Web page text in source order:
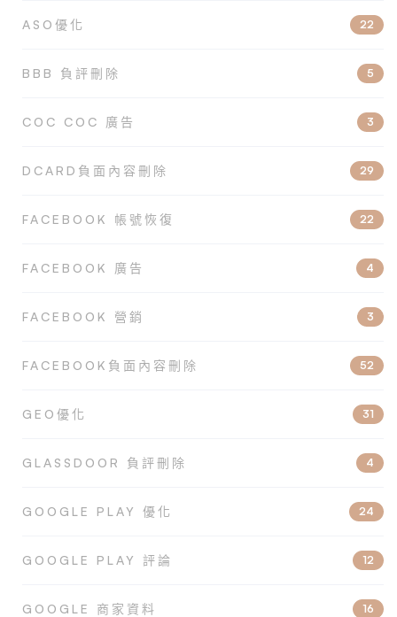
ASO優化 22
BBB 負評刪除 5
COC COC 廣告 3
DCARD負面內容刪除 29
FACEBOOK 帳號恢復 22
FACEBOOK 廣告 4
FACEBOOK 營銷 3
FACEBOOK負面內容刪除 52
GEO優化 31
GLASSDOOR 負評刪除 4
GOOGLE PLAY 優化 24
GOOGLE PLAY 評論 12
GOOGLE 商家資料 16